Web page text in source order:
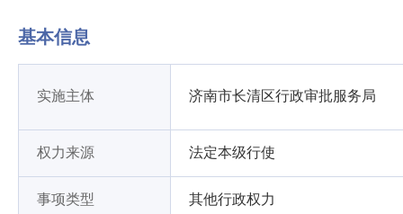
基本信息
实施主体 济南市长清区行政审批服务局
权力来源 法定本级行使
事项类型 其他行政权力